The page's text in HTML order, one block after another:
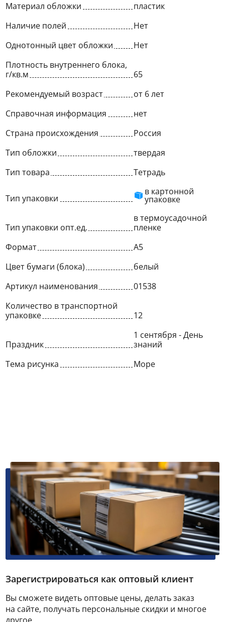
Материал обложки
пластик
Наличие полей
Нет
Однотонный цвет обложки
Нет
Плотность внутреннего блока,
г/кв.м
65
Рекомендуемый возраст
от 6 лет
Справочная информация
нет
Страна происхождения
Россия
Тип обложки
твердая
Тип товара
Тетрадь
Тип упаковки
в картонной
упаковке
Тип упаковки опт.ед.
в термоусадочной
пленке
Формат
A5
Цвет бумаги (блока)
белый
Артикул наименования
01538
Количество в транспортной
упаковке
12
Праздник
1 сентября - День
знаний
Тема рисунка
Море
Зарегистрироваться как оптовый клиент
Вы сможете видеть оптовые цены, делать заказ
на сайте, получать персональные скидки и многое